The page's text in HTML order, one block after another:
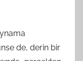
de, derin bir